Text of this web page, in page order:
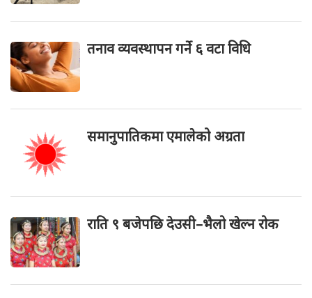
तनाव व्यवस्थापन गर्ने ६ वटा विधि
समानुपातिकमा एमालेको अग्रता
राति ९ बजेपछि देउसी–भैलो खेल्न रोक